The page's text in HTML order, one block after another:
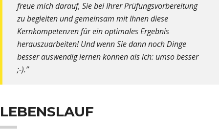
freue mich darauf, Sie bei Ihrer Prüfungsvorbereitung
zu begleiten und gemeinsam mit Ihnen diese
Kernkompetenzen für ein optimales Ergebnis
herauszuarbeiten! Und wenn Sie dann noch Dinge
besser auswendig lernen können als ich: umso besser
;-).”
LEBENSLAUF